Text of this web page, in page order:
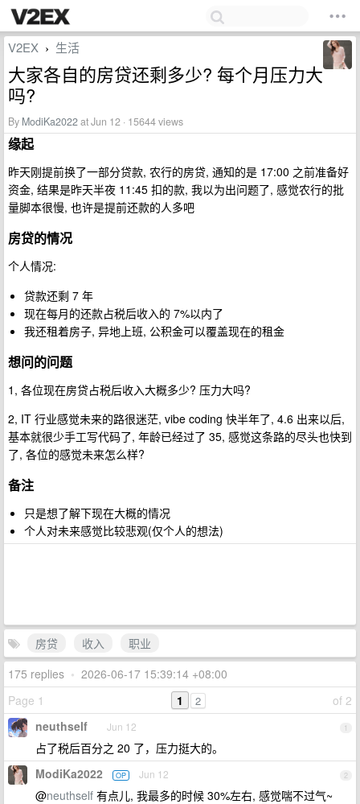
V2EX › 生活
大家各自的房贷还剩多少? 每个月压力大
吗?
By ModiKa2022at Jun 12 · 15644 views
缘起
昨天刚提前换了一部分贷款, 农行的房贷, 通知的是 17:00 之前准备好
资金, 结果是昨天半夜 11:45 扣的款, 我以为出问题了, 感觉农行的批
量脚本很慢, 也许是提前还款的人多吧
房贷的情况
个人情况:
贷款还剩 7 年
现在每月的还款占税后收入的 7%以内了
我还租着房子, 异地上班, 公积金可以覆盖现在的租金
想问的问题
1, 各位现在房贷占税后收入大概多少? 压力大吗?
2, IT 行业感觉未来的路很迷茫, vibe coding 快半年了, 4.6 出来以后,
基本就很少手工写代码了, 年龄已经过了 35, 感觉这条路的尽头也快到
了, 各位的感觉未来怎么样?
备注
只是想了解下现在大概的情况
个人对未来感觉比较悲观(仅个人的想法)
房贷 收入
职业
175 replies • 2026-06-17 15:39:14 +08:00
Page 1
of 2
1 2
1
neuthself Jun 12
占了税后百分之 20 了，压力挺大的。
2
ModiKa2022 OP Jun 12
@neuthself 有点儿, 我最多的时候 30%左右, 感觉喘不过气~